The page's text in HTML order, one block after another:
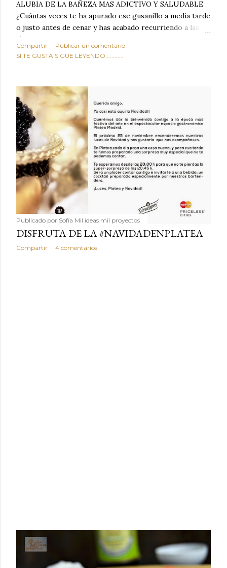
ALUBIA DE LA BAÑEZA MAS ADICTIVO Y SALUDABLE
¿Cuántas veces te ha apurado ese gusanillo a media tarde
o justo antes de cenar y has acabado recurriendo a las
típicas patatas de bolsa, frutos secos fritos o snacks
ultraprocesados llenos de grasas saturadas y sodio?
sabroso, con ese toque tostado y crujiente que tanto nos
satisface. Estas alubias crujientes al horno van a cambiar
por completo tu forma de ver las legumbres. Olvídate de
asociar las alubias únicamente a los guisos tradicionales y
copiosos de invierno. Con esta receta simple pero
revolucionaria, transformaremos un ingrediente tan
humilde como la alubia de La Bañeza en un snack ligero,
dorado, cargado de proteína y 100% natural. Es el
sustituto perfecto a los frutos se...
Compartir
Publicar un comentario
SI TE GUSTA SIGUE LEYENDO............
Publicado por Sofía Mil ideas mil proyectos
DISFRUTA DE LA #NAVIDADENPLATEA
Compartir 4 comentarios